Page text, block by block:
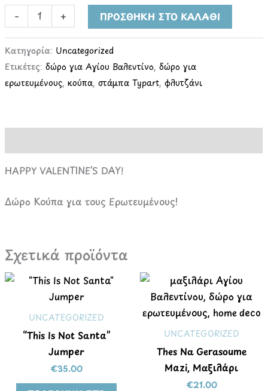
- + ΠΡΟΣΘΉΚΗ ΣΤΟ ΚΑΛΆΘΙ
Κατηγορία: Uncategorized
Ετικέτες:δώρο για Αγίου Βαλεντίνο,δώρο για
ερωτευμένους,κούπα,στάμπα Typart,φλυτζάνι
HAPPY VALENTINE’S DAY!
Δώρο Κούπα για τους Ερωτευμένους!
Σχετικά προϊόντα
UNCATEGORIZED
“This Is Not Santa”
Jumper
€35.00
UNCATEGORIZED
Thes Na Gerasoume
Mazi, Μαξιλάρι
€21.00